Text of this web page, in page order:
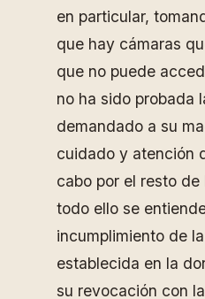
en particular,
que hay cámaras
que no puede
no ha sido probada
demandado a su
cuidado y atención
cabo por el resto de
todo ello se
incumplimiento de
establecida en la
su revocación con